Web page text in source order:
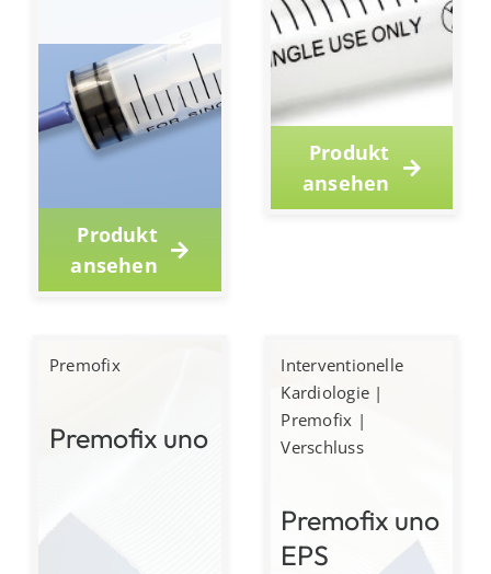
Produkt
ansehen
Produkt
ansehen
Premofix
Premofix uno
Interventionelle
Kardiologie|
Premofix |
Verschluss
Premofix uno
EPS